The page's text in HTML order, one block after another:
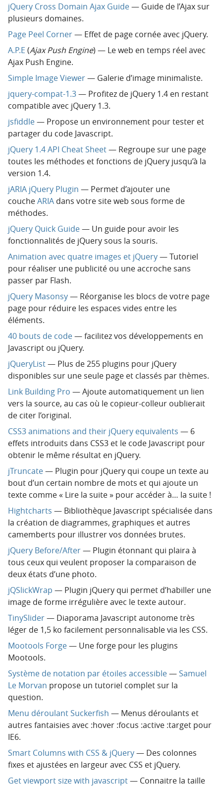
jQuery Cross Domain Ajax Guide— Guide de l’Ajax sur
plusieurs domaines.
Page Peel Corner— Effet de page cornée avec jQuery.
A.P.E (Ajax Push Engine) — Le web en temps réel avec
Ajax Push Engine.
Simple Image Viewer— Galerie d’image minimaliste.
jquery-compat-1.3— Profitez de jQuery 1.4 en restant
compatible avec jQuery 1.3.
jsfiddle— Propose un environnement pour tester et
partager du code Javascript.
jQuery 1.4 API Cheat Sheet— Regroupe sur une page
toutes les méthodes et fonctions de jQuery jusqu’à la
version 1.4.
jARIA jQuery Plugin — Permet d’ajouter une
coucheARIA dans votre site web sous forme de
méthodes.
jQuery Quick Guide— Un guide pour avoir les
fonctionnalités de jQuery sous la souris.
Animation avec quatre images et jQuery— Tutoriel
pour réaliser une publicité ou une accroche sans
passer par Flash.
jQuery Masonsy— Réorganise les blocs de votre page
page pour réduire les espaces vides entre les
éléments.
40 bouts de code— facilitez vos développements en
Javascript ou jQuery.
jQueryList— Plus de 255 plugins pour jQuery
disponibles sur une seule page et classés par thèmes.
Link Building Pro — Ajoute automatiquement un lien
vers la source, au cas où le copieur-colleur oublierait
de citer l’original.
CSS3 animations and their jQuery equivalents — 6
effets introduits dans CSS3 et le code Javascript pour
obtenir le même résultat en jQuery.
jTruncate— Plugin pour jQuery qui coupe un texte au
bout d’un certain nombre de mots et qui ajoute un
texte comme « Lire la suite » pour accéder à… la suite !
Hightcharts — Bibliothèque Javascript spécialisée dans
la création de diagrammes, graphiques et autres
camemberts pour illustrer vos données brutes.
jQuery Before/After— Plugin étonnant qui plaira à
tous ceux qui veulent proposer la comparaison de
deux états d’une photo.
jQSlickWrap — Plugin jQuery qui permet d’habiller une
image de forme irrégulière avec le texte autour.
TinySlider— Diaporama Javascript autonome très
léger de 1,5 ko facilement personnalisable via les CSS.
Mootools Forge— Une forge pour les plugins
Mootools.
Système de notation par étoiles accessible— Samuel
Le Morvan propose un tutoriel complet sur la
question.
Menu déroulant Suckerfish — Menus déroulants et
autres fantaisies avec :hover :focus :active :target pour
IE6.
Smart Columns with CSS & jQuery— Des colonnes
fixes et ajustées en largeur avec CSS et jQuery.
Get viewport size with javascript— Connaitre la taille